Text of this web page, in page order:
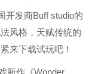
开发商Buff studio的
风格，天赋传统的
来下载试玩吧！
新作《Wonder